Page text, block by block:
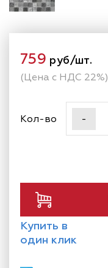
759 руб/шт.
(Цена с НДС 22%)
Кол-во -
Купить в
один клик